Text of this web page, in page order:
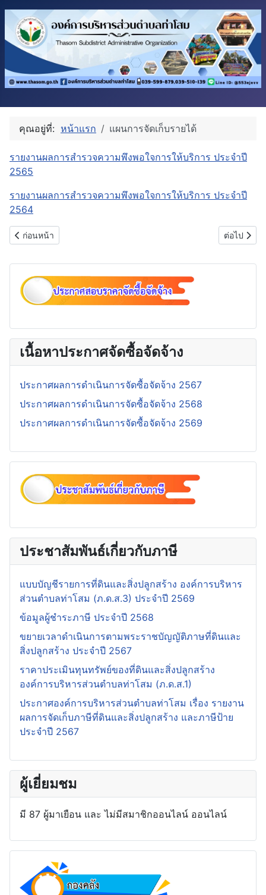
คุณอยู่ที่: หน้าแรก แผนการจัดเก็บรายได้
รายงานผลการสำรวจความพึงพอใจการให้บริการ ประจำปี
2565
รายงานผลการสำรวจความพึงพอใจการให้บริการ ประจำปี
2564
เนื้อหาก่อนหน้า: แผนป้องกันและบรรเทาสาธารณภัย
ก่อนหน้า เนื้อหาถัดไ
ต่อไป
เนื้อหาประกาศจัดซื้อจัดจ้าง
ประกาศผลการดำเนินการจัดซื้อจัดจ้าง 2567
ประกาศผลการดำเนินการจัดซื้อจัดจ้าง 2568
ประกาศผลการดำเนินการจัดซื้อจัดจ้าง 2569
ประชาสัมพันธ์เกี่ยวกับภาษี
แบบบัญชีรายการที่ดินและสิ่งปลูกสร้าง องค์การบริหาร
ส่วนตำบลท่าโสม (ภ.ด.ส.3) ประจำปี 2569
ข้อมูลผู้ชำระภาษี ประจำปี 2568
ขยายเวลาดำเนินการตามพระราชบัญญัติภาษที่ดินและ
สิ่งปลูกสร้าง ประจำปี 2567
ราคาประเมินทุนทรัพย์ของที่ดินและสิ่งปลูกสร้าง
องค์การบริหารส่วนตำบลท่าโสม (ภ.ด.ส.1)
ประกาศองค์การบริหารส่วนตำบลท่าโสม เรื่อง รายงาน
ผลการจัดเก็บภาษีที่ดินและสิ่งปลูกสร้าง และภาษีป้าย
ประจำปี 2567
ผู้เยี่ยมชม
มี 87 ผู้มาเยือน และ ไม่มีสมาชิกออนไลน์ ออนไลน์